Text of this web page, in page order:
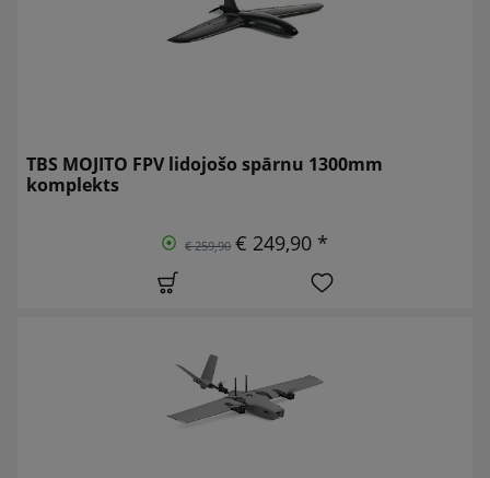
TBS MOJITO FPV lidojošo spārnu 1300mm
komplekts
€ 259,90 € 249,90 *